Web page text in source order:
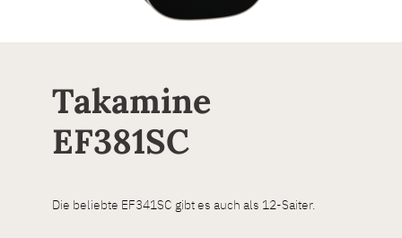
Takamine
EF381SC
Die beliebte EF341SC gibt es auch als 12-Saiter.